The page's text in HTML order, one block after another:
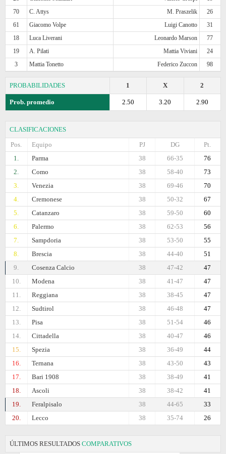
70
C. Attys M. Praszelik
26
61
Giacomo Volpe Luigi Canotto
31
18
Luca Liverani Leonardo Marson
77
19
A. Pilati Mattia Viviani
24
3
Mattia Tonetto Federico Zuccon 98
PROBABILIDADES 2
X
1
Prob. promedio 2.90
3.20
2.50
CLASIFICACIONES
Pos.
Equipo Pt.
DG
PJ
1.
Parma 76
66-35
38
2.
Como 73
58-40
38
3.
Venezia 70
69-46
38
4.
Cremonese 67
50-32
38
5.
Catanzaro 60
59-50
38
6.
Palermo 56
62-53
38
7.
Sampdoria 55
53-50
38
8.
Brescia 51
44-40
38
9.
Cosenza Calcio 47
47-42
38
10.
Modena 47
41-47
38
11.
Reggiana 47
38-45
38
12.
Sudtirol 47
46-48
38
13.
Pisa 46
51-54
38
14.
Cittadella 46
40-47
38
15.
Spezia 44
36-49
38
16.
Ternana 43
43-50
38
17.
Bari 1908 41
38-49
38
18.
Ascoli 41
38-42
38
19.
Feralpisalo 33
44-65
38
20.
Lecco 26
35-74
38
ÚLTIMOS RESULTADOS COMPARATIVOS